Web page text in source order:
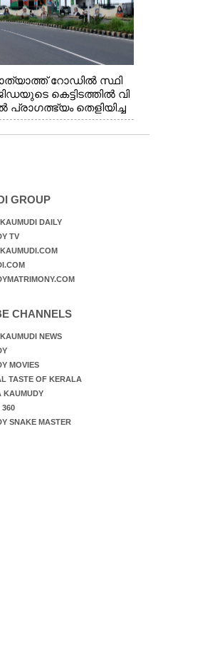
റോഡിൽ സ്ഥി
കെട്ടിടത്തിൽ വി
പ്രാഗത്ഭ്യം തെളിയിച്ച
GROUP
DAILY
TV
CHANNELS
NEWS
MOVIES
TASTE OF KERALA
KAUMUDY
SNAKE MASTER